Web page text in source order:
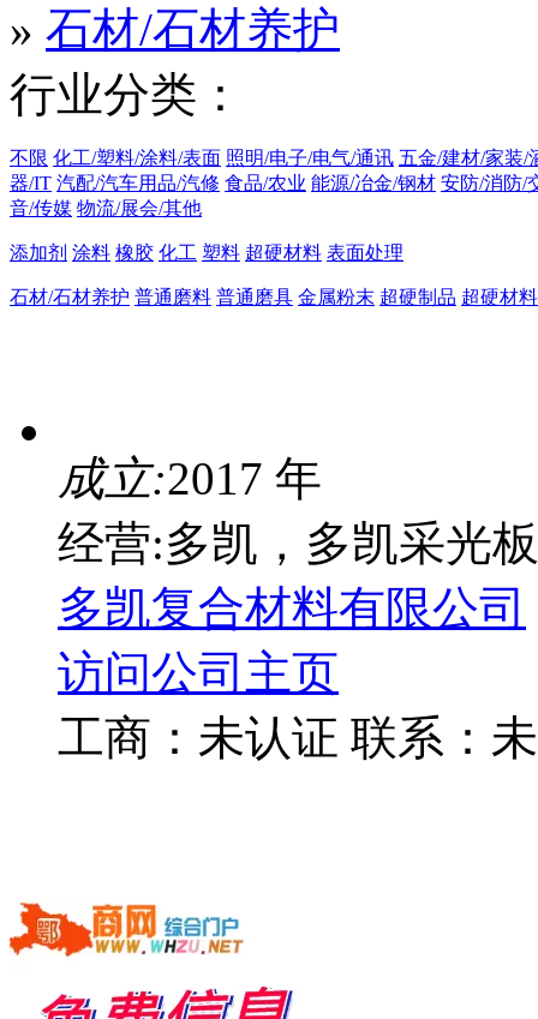
» 石材/石材养护
行业分类：
不限 化工/塑料/涂料/表面 照明/电子/电气/通讯 五金/建材/家装/
器/IT 汽配/汽车用品/汽修 食品/农业 能源/冶金/钢材 安防/消防/
音/传媒 物流/展会/其他
添加剂 涂料 橡胶 化工 塑料 超硬材料 表面处理
石材/石材养护 普通磨料 普通磨具 金属粉末 超硬制品 超硬材
成立:2017 年
经营:多凯，多凯采光板
多凯复合材料有限公司
访问公司主页
工商： 未认证 联系：